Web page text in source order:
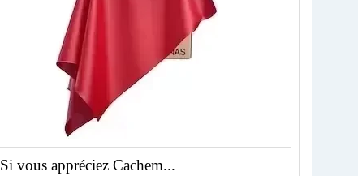
Si vous appréciez Cachem...